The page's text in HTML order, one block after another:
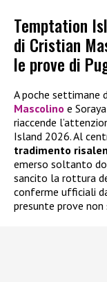
Temptation
di Cristian
le prove di
A poche settimane
Mascolino e
riaccende
Island 2026. Al
tradimento
emerso soltanto
sancito la rottura
conferme ufficiali
presunte prove